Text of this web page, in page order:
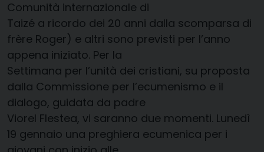
Comunità internazionale di
Taizé a ricordo dei 20 anni dalla scomparsa di
frère Roger) e altri sono previsti per l’anno
appena iniziato. Per la
Settimana per l’unità dei cristiani, su proposta
dalla Commissione per l’ecumenismo e il
dialogo, guidata da padre
Viorel Flestea, vi saranno due momenti. Lunedì
19 gennaio una preghiera ecumenica per i